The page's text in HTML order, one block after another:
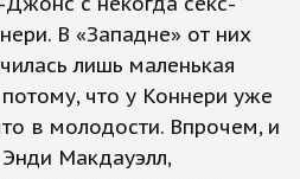
В «Западне» от них
лишь маленькая
что у Коннери уже
в молодости. Впрочем, и
Макдауэлл,